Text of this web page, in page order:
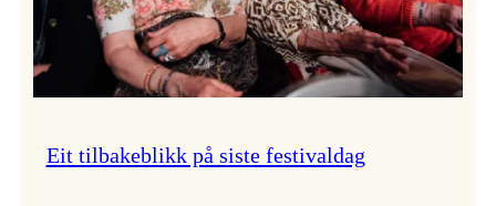
Eit tilbakeblikk på siste festivaldag